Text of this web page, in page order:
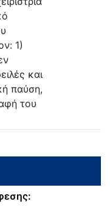
1)
και
παύση,
του